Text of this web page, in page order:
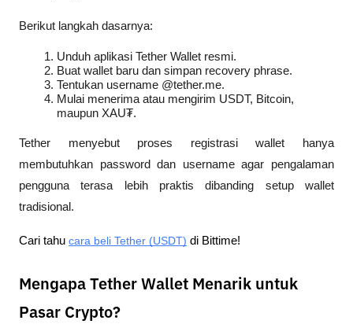
Berikut langkah dasarnya:
Unduh aplikasi Tether Wallet resmi.
Buat wallet baru dan simpan recovery phrase.
Tentukan username @tether.me.
Mulai menerima atau mengirim USDT, Bitcoin,
maupun XAU₮.
Tether menyebut proses registrasi wallet hanya
membutuhkan password dan username agar pengalaman
pengguna terasa lebih praktis dibanding setup wallet
tradisional.
Cari tahu cara beli Tether (USDT) di Bittime!
Mengapa Tether Wallet Menarik untuk
Pasar Crypto?